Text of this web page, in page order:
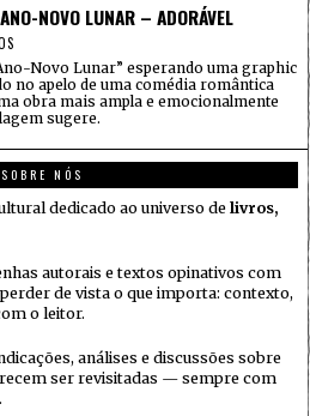
NOVO LUNAR – ADORÁVEL
Novo Lunar” esperando uma graphic
no apelo de uma comédia romântica
obra mais ampla e emocionalmente
sugere.
SOBRE NÓS
dedicado ao universo de livros,
autorais e textos opinativos com
de vista o que importa: contexto,
o leitor.
análises e discussões sobre
ser revisitadas — sempre com